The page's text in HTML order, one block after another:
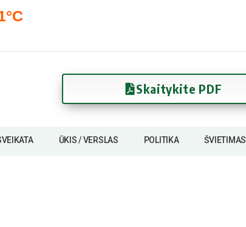
Skaitykite PDF
ŪKIS / VERSLAS POLITIKA ŠVIETIMAS